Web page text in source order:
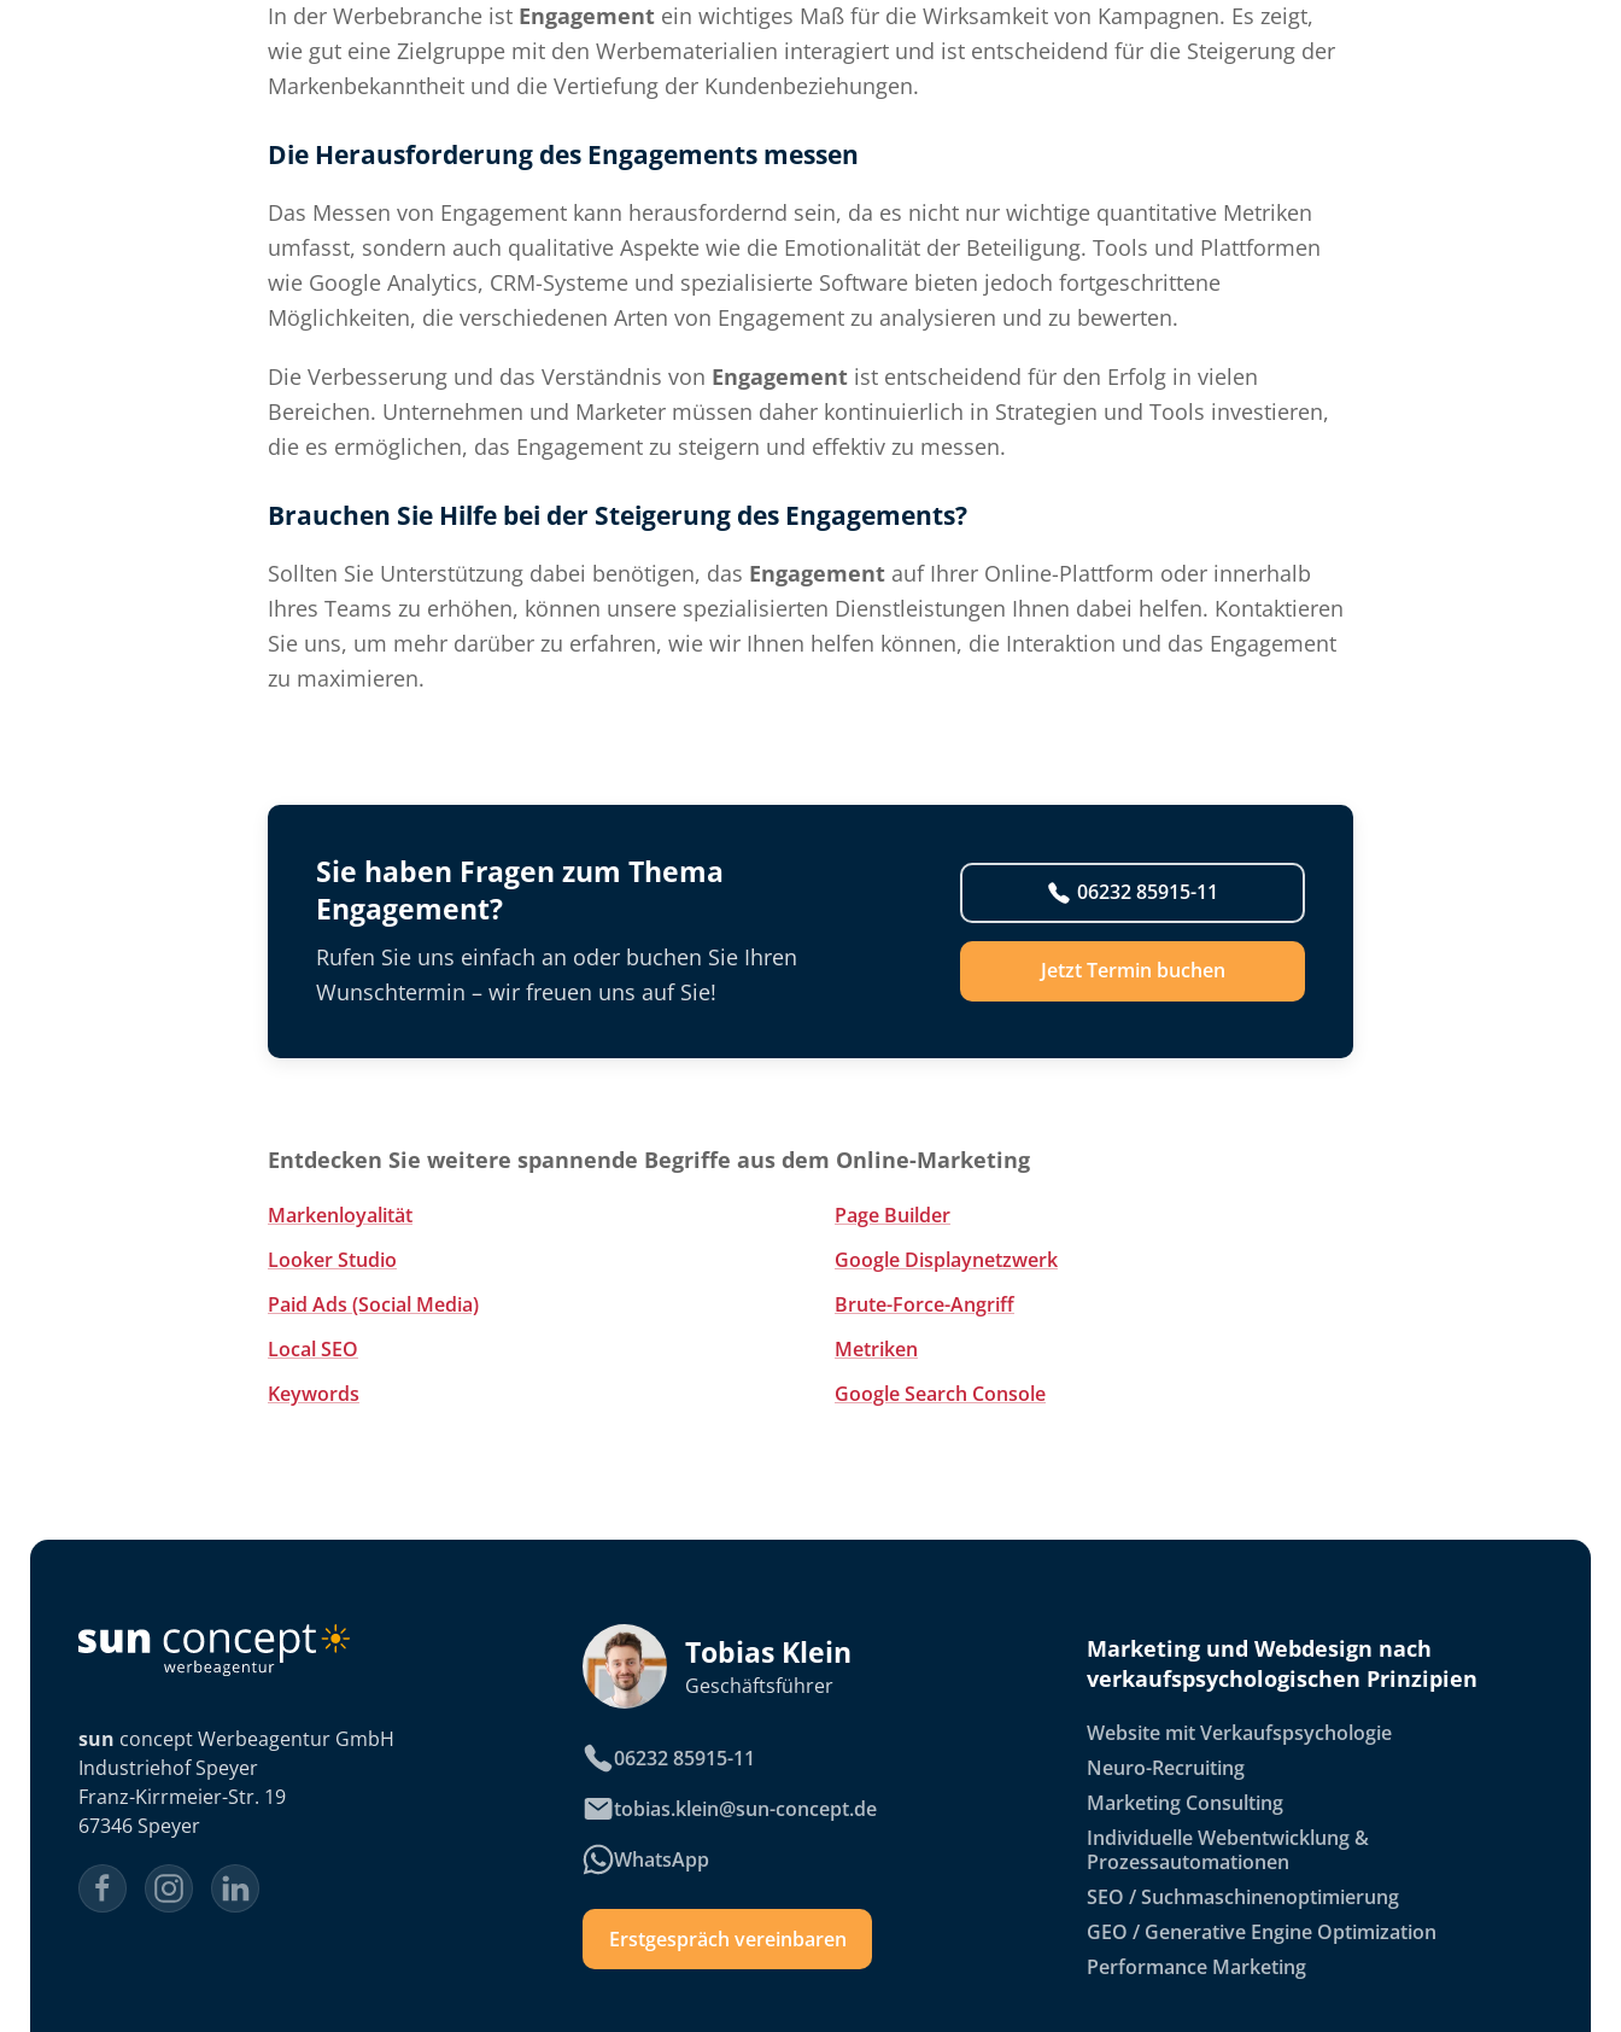
In der Werbebranche ist Engagement ein wichtiges Maß für die Wirksamkeit von Kampagnen. Es zeigt,
wie gut eine Zielgruppe mit den Werbematerialien interagiert und ist entscheidend für die Steigerung der
Markenbekanntheit und die Vertiefung der Kundenbeziehungen.
Die Herausforderung des Engagements messen
Das Messen von Engagement kann herausfordernd sein, da es nicht nur wichtige quantitative Metriken
umfasst, sondern auch qualitative Aspekte wie die Emotionalität der Beteiligung. Tools und Plattformen
wie Google Analytics, CRM-Systeme und spezialisierte Software bieten jedoch fortgeschrittene
Möglichkeiten, die verschiedenen Arten von Engagement zu analysieren und zu bewerten.
Die Verbesserung und das Verständnis von Engagement ist entscheidend für den Erfolg in vielen
Bereichen. Unternehmen und Marketer müssen daher kontinuierlich in Strategien und Tools investieren,
die es ermöglichen, das Engagement zu steigern und effektiv zu messen.
Brauchen Sie Hilfe bei der Steigerung des Engagements?
Sollten Sie Unterstützung dabei benötigen, das Engagement auf Ihrer Online-Plattform oder innerhalb
Ihres Teams zu erhöhen, können unsere spezialisierten Dienstleistungen Ihnen dabei helfen. Kontaktieren
Sie uns, um mehr darüber zu erfahren, wie wir Ihnen helfen können, die Interaktion und das Engagement
zu maximieren.
Sie haben Fragen zum Thema
Engagement?
Rufen Sie uns einfach an oder buchen Sie Ihren
Wunschtermin – wir freuen uns auf Sie!
06232 85915-11
Jetzt Termin buchen
Entdecken Sie weitere spannende Begriffe aus dem Online-Marketing
Markenloyalität
Page Builder
Looker Studio
Google Displaynetzwerk
Paid Ads (Social Media)
Brute-Force-Angriff
Local SEO
Metriken
Keywords
Google Search Console
sun concept Werbeagentur GmbH
Industriehof Speyer
Franz-Kirrmeier-Str. 19
67346 Speyer
Tobias Klein
Geschäftsführer
06232 85915-11
tobias.klein@sun-concept.de
WhatsApp
Erstgespräch vereinbaren
Marketing und Webdesign nach
verkaufspsychologischen Prinzipien
Website mit Verkaufspsychologie
Neuro-Recruiting
Marketing Consulting
Individuelle Webentwicklung &
Prozessautomationen
SEO / Suchmaschinenoptimierung
GEO / Generative Engine Optimization
Performance Marketing